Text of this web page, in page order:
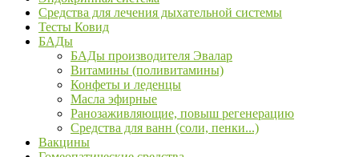
Средства для лечения дыхательной системы
Тесты Ковид
БАДы
БАДы производителя Эвалар
Витамины (поливитамины)
Конфеты и леденцы
Масла эфирные
Ранозаживляющие, повыш регенерацию
Средства для ванн (соли, пенки...)
Вакцины